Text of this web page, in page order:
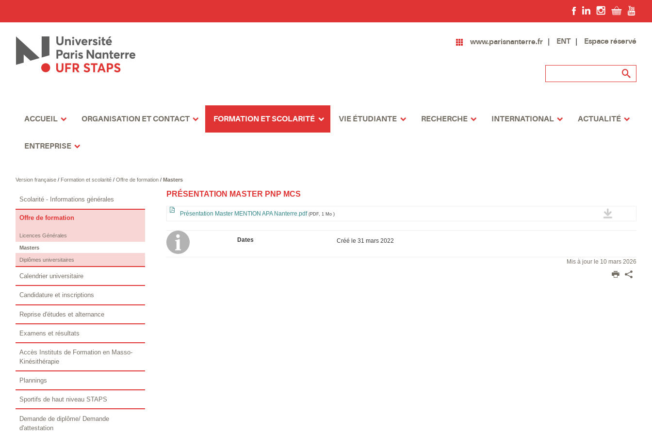
www.parisnanterre.fr ENT Espace réservé
ACCUEIL ORGANISATION ET CONTACT FORMATION ET SCOLARITÉ VIE ÉTUDIANTE RECHERCHE INTERNATIONAL ACTUALITÉ
ENTREPRISE
Version française/ Formation et scolarité/ Offre de formation/ Masters
PRÉSENTATION MASTER PNP MCS
Présentation Master MENTION APA Nanterre.pdf(PDF, 1 Mo )
Dates Créé le31 mars 2022
Mis à jour le 10 mars 2026
Scolarité - Informations générales
Offre de formation
Licences Générales
Masters
Diplômes universitaires
Calendrier universitaire
Candidature et inscriptions
Reprise d'études et alternance
Examens et résultats
Accès Instituts de Formation en Masso-
Kinésithérapie
Plannings
Sportifs de haut niveau STAPS
Demande de diplôme/ Demande
d'attestation